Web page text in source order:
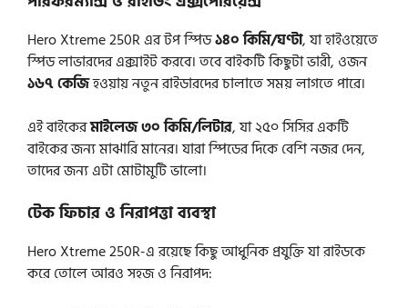
Hero Xtreme 250R এর টপ স্পিড১৪০ কিমি/ঘণ্টা, যা হাইওয়েতে
স্পিড লাভারদের এক্সাইট করবে। তবে বাইকটি কিছুটা ভারী, ওজন
১৬৭ কেজিহওয়ায় নতুন রাইডারদের চালাতে সময় লাগতে পারে।
এই বাইকেরমাইলেজ ৩০ কিমি/লিটার, যা ২৫০ সিসির একটি
বাইকের জন্য মাঝারি মানের। যারা স্পিডের দিকে বেশি নজর দেন,
তাদের জন্য এটা মোটামুটি ভালো।
টেক ফিচার ও নিরাপত্তা ব্যবস্থা
Hero Xtreme 250R-এ রয়েছে কিছু আধুনিক প্রযুক্তি যা রাইডকে
করে তোলে আরও সহজ ও নিরাপদ: